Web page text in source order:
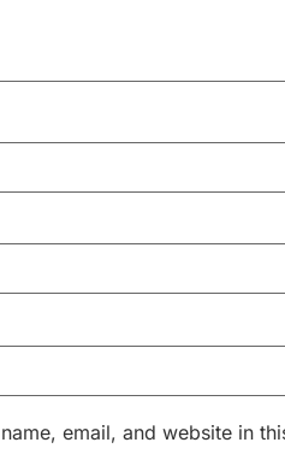
email, and website in